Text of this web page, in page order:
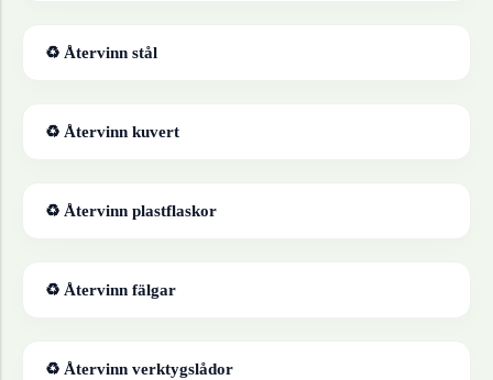
♻ Återvinn stål
♻ Återvinn kuvert
♻ Återvinn plastflaskor
♻ Återvinn fälgar
♻ Återvinn verktygslådor